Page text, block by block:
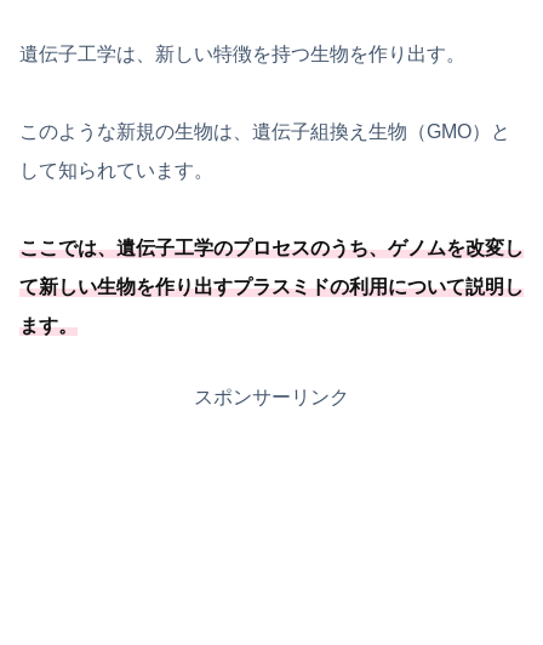
遺伝子工学は、新しい特徴を持つ生物を作り出す。
このような新規の生物は、遺伝子組換え生物（GMO）と
して知られています。
ここでは、遺伝子工学のプロセスのうち、ゲノムを改変し
て新しい生物を作り出すプラスミドの利用について説明し
ます。
スポンサーリンク